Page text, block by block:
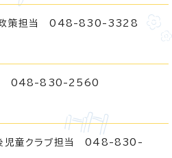
政策担当 048-830-3328
当 048-830-2560
児童クラブ担当 048-830-